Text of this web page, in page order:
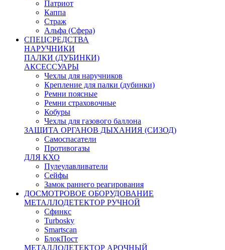
Патриот
Каппа
Страж
Альфа (Сфера)
СПЕЦСРЕДСТВА
НАРУЧНИКИ
ПАЛКИ (ДУБИНКИ)
АКСЕССУАРЫ
Чехлы для наручников
Крепление для палки (дубинки)
Ремни поясные
Ремни страховочные
Кобуры
Чехлы для газового баллона
ЗАЩИТА ОРГАНОВ ДЫХАНИЯ (СИЗОД)
Самоспасатели
Противогазы
ДЛЯ КХО
Пулеулавливатели
Сейфы
Замок раннего реагирования
ДОСМОТРОВОЕ ОБОРУДОВАНИЕ
МЕТАЛЛОДЕТЕКТОР РУЧНОЙ
Сфинкс
Turbosky
Smartscan
БлокПост
МЕТАЛЛОДЕТЕКТОР АРОЧНЫЙ